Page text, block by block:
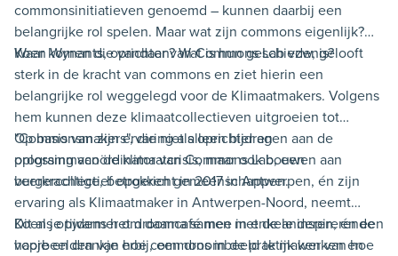
commonsinitiatieven genoemd – kunnen daarbij een
belangrijke rol spelen. Maar wat zijn commons eigenlijk?
Waar komen die vandaan? Wat is hun geschiedenis?
Koen Wynants, oprichter van Commons Lab vzw, gelooft
sterk in de kracht van commons en ziet hierin een
belangrijke rol weggelegd voor de Klimaatmakers. Volgens
hem kunnen deze klimaatcollectieven uitgroeien tot
"Commonsmakers", die niet alleen bijdragen aan de
oplossing van de klimaatcrisis, maar ook bouwen aan
veerkrachtige, betrokken gemeenschappen.
Op basis van zijn ervaring als oprichter en
programmacoördinator van Commons Lab, een
burgercollectief opgericht in 2017 in Antwerpen, én zijn
ervaring als Klimaatmaker in Antwerpen-Noord, neemt
Koen je tijdens het droomcafé mee in enkele inspirerende
voorbeelden van hoe commons in de praktijk werken en
Dit als opwarmer om daarna samen met de anderen, én een
hapje en drankje erbij, een droombeeld te maken van hoe